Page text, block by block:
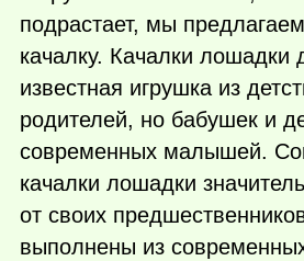
подрастает, мы
качалку. Качалки лошадки
известная игрушка из
родителей, но бабушек и
современных малышей.
качалки лошадки
от своих
выполнены из